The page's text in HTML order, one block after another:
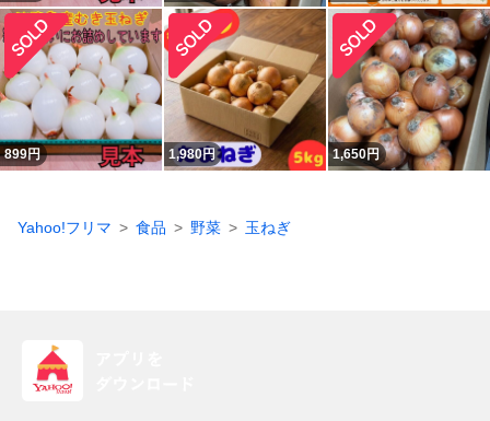
899円 1,980円 1,650円
Yahoo!フリマ 食品 野菜 玉ねぎ